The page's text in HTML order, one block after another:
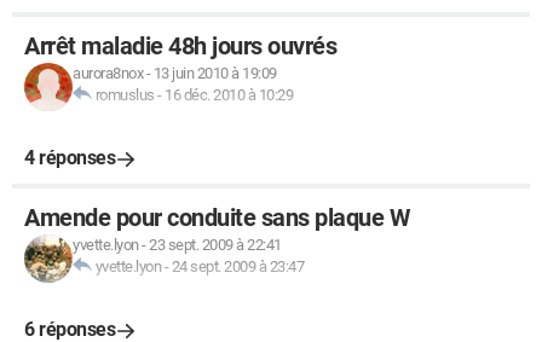
Arrêt maladie 48h jours ouvrés
aurora8nox- 13 juin 2010 à 19:09
romuslus - 16 déc. 2010 à 10:29
4 réponses
Amende pour conduite sans plaque W
yvette.lyon-23 sept. 2009 à 22:41
yvette.lyon-24 sept. 2009 à 23:47
6 réponses